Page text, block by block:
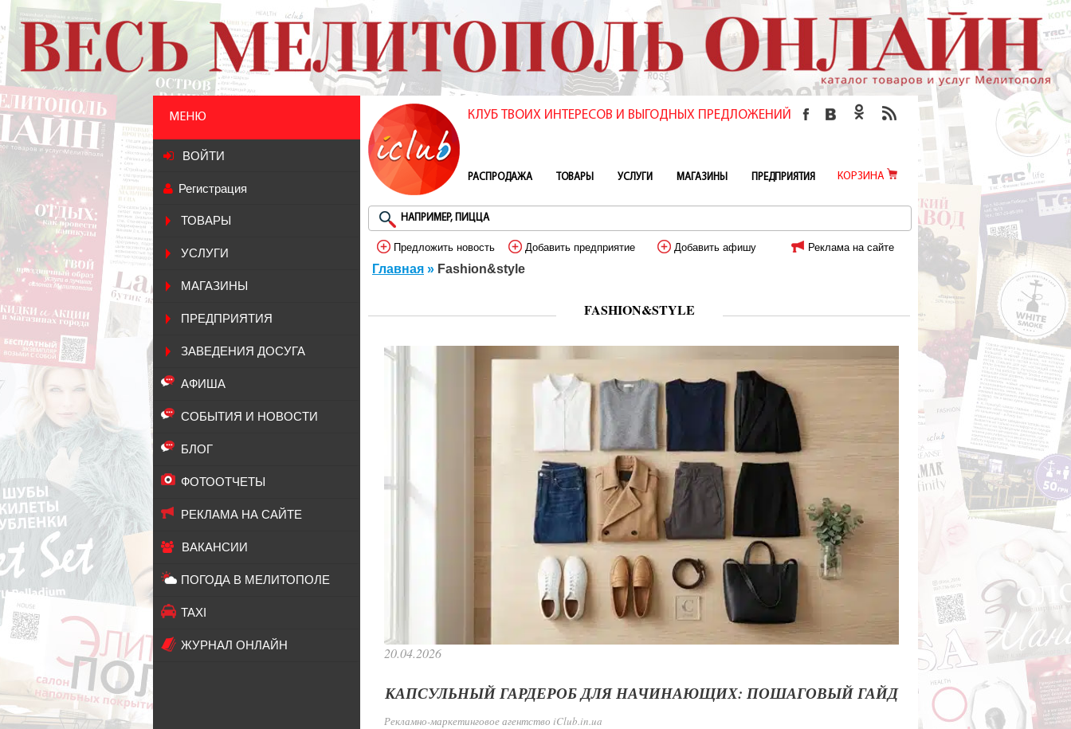
МЕНЮ
ВОЙТИ
Регистрация
ТОВАРЫ
УСЛУГИ
МАГАЗИНЫ
ПРЕДПРИЯТИЯ
ЗАВЕДЕНИЯ ДОСУГА
АФИША
СОБЫТИЯ И НОВОСТИ
БЛОГ
ФОТООТЧЕТЫ
РЕКЛАМА НА САЙТЕ
ВАКАНСИИ
ПОГОДА В МЕЛИТОПОЛЕ
TAXI
ЖУРНАЛ ОНЛАЙН
КЛУБ ТВОИХ ИНТЕРЕСОВ И ВЫГОДНЫХ ПРЕДЛОЖЕНИЙ
РАСПРОДАЖА ТОВАРЫ УСЛУГИ МАГАЗИНЫ ПРЕДПРИЯТИЯ КОРЗИНА
Предложить новость Добавить предприятие Добавить афишу Реклама на сайте
Главная » Fashion&style
FASHION&STYLE
20.04.2026
КАПСУЛЬНЫЙ ГАРДЕРОБ ДЛЯ НАЧИНАЮЩИХ: ПОШАГОВЫЙ ГАЙД
Рекламно-маркетинговое агентство iClub.in.ua